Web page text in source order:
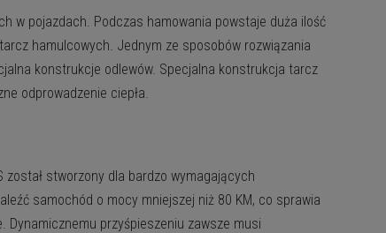
w pojazdach. Podczas hamowania powstaje duża ilość
hamulcowych. Jednym ze sposobów rozwiązania
konstrukcje odlewów. Specjalna konstrukcja tarcz
odprowadzenie ciepła.
został stworzony dla bardzo wymagających
samochód o mocy mniejszej niż 80 KM, co sprawia
Dynamicznemu przyśpieszeniu zawsze musi